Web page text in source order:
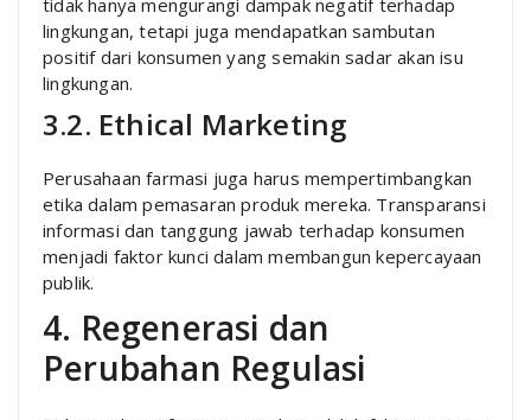
tidak hanya mengurangi dampak negatif terhadap
lingkungan, tetapi juga mendapatkan sambutan
positif dari konsumen yang semakin sadar akan isu
lingkungan.
3.2. Ethical Marketing
Perusahaan farmasi juga harus mempertimbangkan
etika dalam pemasaran produk mereka. Transparansi
informasi dan tanggung jawab terhadap konsumen
menjadi faktor kunci dalam membangun kepercayaan
publik.
4. Regenerasi dan
Perubahan Regulasi